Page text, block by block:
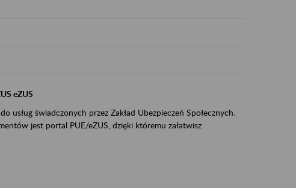
eZUS
usług świadczonych przez Zakład Ubezpieczeń Społecznych.
jest portal PUE/eZUS, dzięki któremu załatwisz